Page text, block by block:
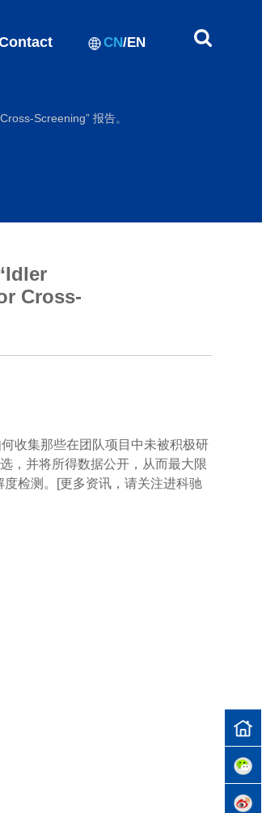
CN/EN
Screening” 报告。
Cross-
收集那些在团队项目中未被积极研
，并将所得数据公开，从而最大限
检测。[更多资讯，请关注进科驰